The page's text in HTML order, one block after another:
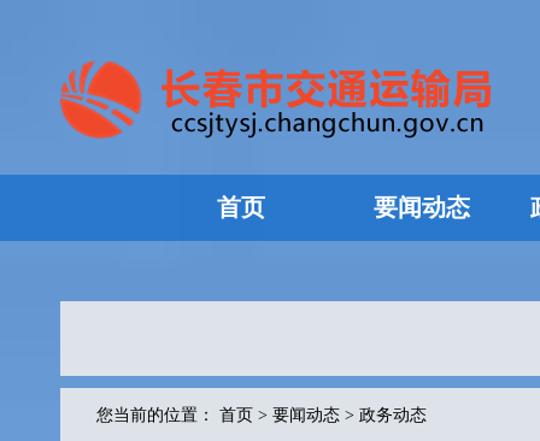
首页 要闻动态
您当前的位置： 首页 > 要闻动态 > 政务动态